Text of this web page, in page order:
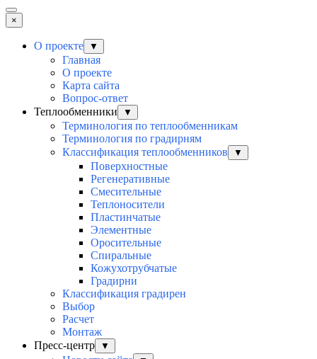
×
О проекте ▼
Главная
О проекте
Карта сайта
Вопрос-ответ
Теплообменники
▼
Терминология по теплообменникам
Терминология по градирням
Классификация теплообменников
▼
Поверхностные
Регенеративные
Смесительные
Теплоносители
Пластинчатые
Элементные
Оросительные
Спиральные
Кожухотрубчатые
Градирни
Классификация градирен
Выбор
Расчет
Монтаж
Пресс-центр
▼